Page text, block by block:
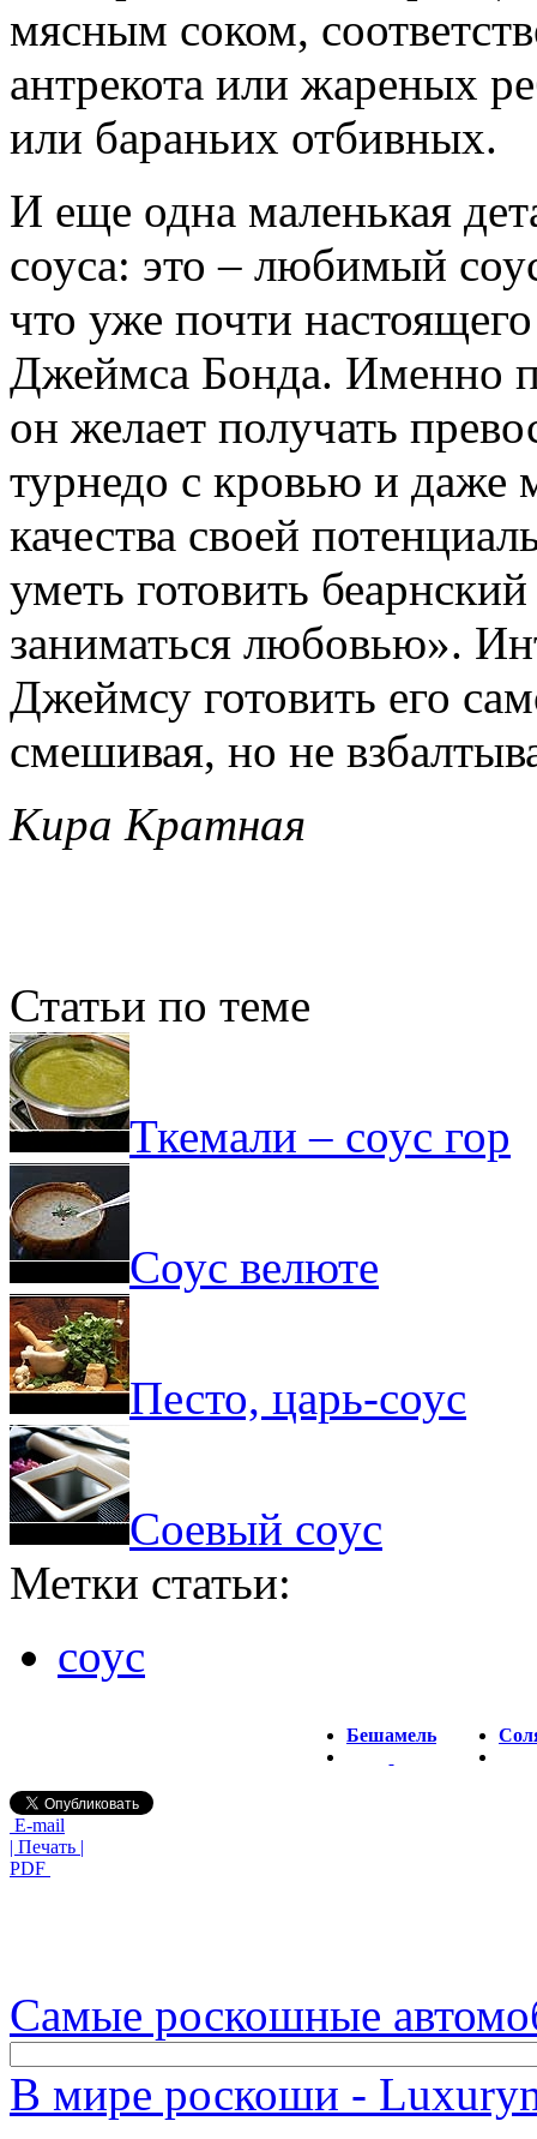
мясным соком,
антрекота или жареных
или бараньих отбивных.
И еще одна маленькая
соуса: это – любимый
что уже почти
Джеймса Бонда. Именно
он желает получать
турнедо с кровью и даже
качества своей
уметь готовить
заниматься любовью».
Джеймсу готовить его
смешивая, но не
Кира Кратная
Статьи по теме
Ткемали – соус гор
Соус велюте
Песто, царь-соус
Соевый соус
Метки статьи:
соус
Бешамель
E-mail
| Печать |
PDF
Самые роскошные
В мире роскоши -